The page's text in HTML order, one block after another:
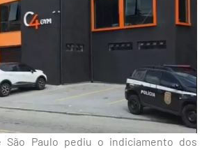
São Paulo pediu o indiciamento dos